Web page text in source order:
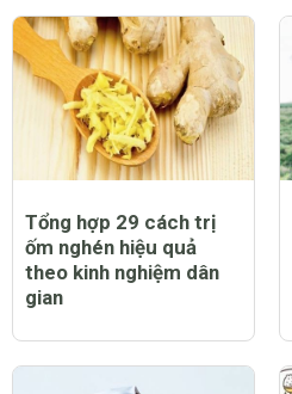
Tổng hợp 29 cách trị
ốm nghén hiệu quả
theo kinh nghiệm dân
gian